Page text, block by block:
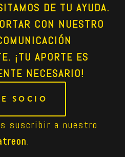
DE TU AYUDA.
CON NUESTRO
¡TU APORTE ES
NECESARIO!
SOCIO
.